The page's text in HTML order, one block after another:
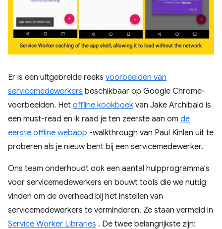
Er is een uitgebreide reeks voorbeelden van
servicemedewerkers beschikbaar op Google Chrome-
voorbeelden. Het offline kookboek van Jake Archibald is
een must-read en ik raad je ten zeerste aan om de
eerste offline webapp -walkthrough van Paul Kinlan uit te
proberen als je nieuw bent bij een servicemedewerker.
Ons team onderhoudt ook een aantal hulpprogramma's
voor servicemedewerkers en bouwt tools die we nuttig
vinden om de overhead bij het instellen van
servicemedewerkers te verminderen. Ze staan ​​vermeld in
Service Worker Libraries . De twee belangrijkste zijn: